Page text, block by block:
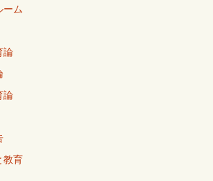
ーム
論
論
教育